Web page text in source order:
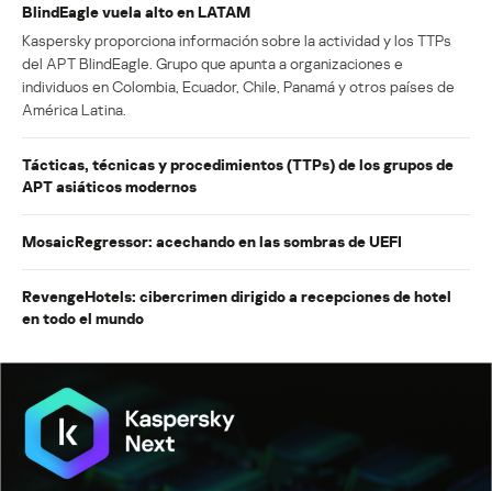
BlindEagle vuela alto en LATAM
Kaspersky proporciona información sobre la actividad y los TTPs
del APT BlindEagle. Grupo que apunta a organizaciones e
individuos en Colombia, Ecuador, Chile, Panamá y otros países de
América Latina.
Tácticas, técnicas y procedimientos (TTPs) de los grupos de
APT asiáticos modernos
MosaicRegressor: acechando en las sombras de UEFI
RevengeHotels: cibercrimen dirigido a recepciones de hotel
en todo el mundo